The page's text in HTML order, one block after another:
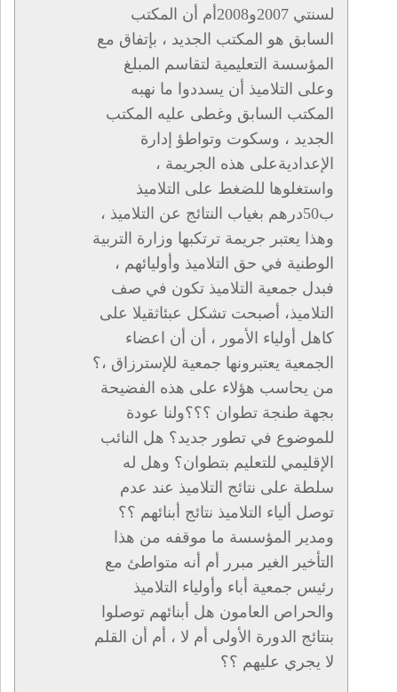
لسنتي 2007و2008أم أن المكتب
السابق هو المكتب الجديد ، بإتفاق مع
المؤسسة التعليمية لتقاسم المبلغ
وعلى التلاميذ أن يسددوا ما نهبه
المكتب السابق وغطى عليه المكتب
الجديد ، وسكوت وتواطؤ إدارة
الإعداديةعلى هذه الجريمة ،
واستغلوها للضغط على التلاميذ
ب50درهم بغياب النتائج عن التلاميذ ،
وهذا يعتبر جريمة ترتكبها وزارة التربية
الوطنية في حق التلاميذ وأوليائهم ،
فبدل جمعية التلاميذ تكون في صف
التلاميذ، أصبحت تشكل عبئاثقيلا على
كاهل أولياء الأمور ، أن أن اعضاء
الجمعية يعتبرونها جمعية للإسترزاق ،؟
من يحاسب هؤلاء على هذه الفضيحة
بجهة طنجة تطوان ؟؟؟ولنا عودة
للموضوع في تطور جديد؟ هل النائب
الإقليمي للتعليم بتطوان؟ وهل له
سلطة على نتائج التلاميذ عند عدم
توصل ألياء التلاميذ نتائج أبنائهم ؟؟
ومدير المؤسسة ما موقفه من هذا
التأخير الغير مبرر أم أنه متواطئ مع
رئيس جمعية أباء وأولياء التلاميذ
والحراص العامون هل أبنائهم توصلوا
بنتائج الدورة الأولى أم لا ، أم أن القلم
لا يجري عليهم ؟؟